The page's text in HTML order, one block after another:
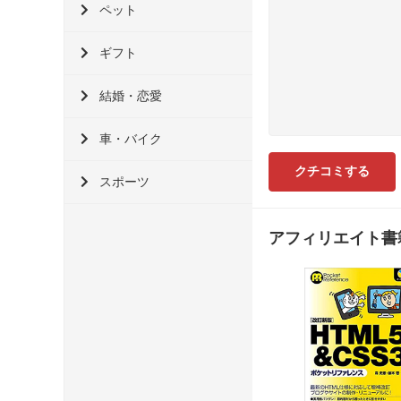
ペット
ギフト
結婚・恋愛
車・バイク
スポーツ
アフィリエイト書